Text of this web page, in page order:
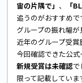
宙の片隅で」 、 「
追うのがおすすめで
グループの振れ幅が
近年のグループ受
今回確認できた公式
新規受賞は未確認
限って記載していま